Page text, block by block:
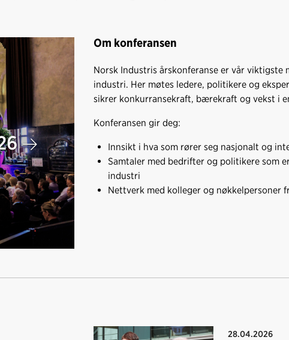
Om konferansen
Norsk Industris årskonferanse er vår viktigste
industri. Her møtes ledere, politikere og
sikrer konkurransekraft, bærekraft og vekst i
Konferansen gir deg:
Innsikt i hva som rører seg nasjonalt og
Samtaler med bedrifter og politikere som
industri
Nettverk med kolleger og
28.04.2026